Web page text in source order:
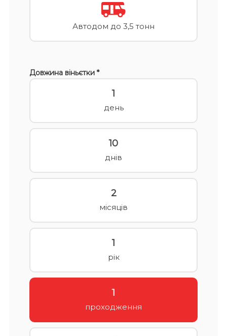
Автодом до 3,5 тонн
Довжина віньєтки *
1
день
10
днів
2
місяців
1
рік
1
проходження